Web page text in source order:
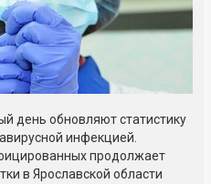
день обновляют статистику
инфекцией.
продолжает
в Ярославской области